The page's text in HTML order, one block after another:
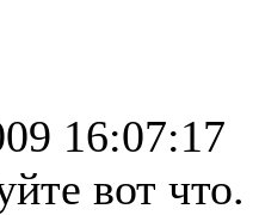
16:07:17
вот что.